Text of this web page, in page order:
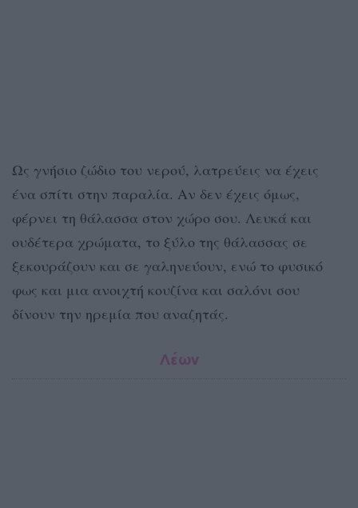
Ως γνήσιο ζώδιο του νερού, λατρεύεις να έχεις
ένα σπίτι στην παραλία. Αν δεν έχεις όμως,
φέρνει τη θάλασσα στον χώρο σου. Λευκά και
ουδέτερα χρώματα, το ξύλο της θάλασσας σε
ξεκουράζουν και σε γαληνεύουν, ενώ το φυσικό
φως και μια ανοιχτή κουζίνα και σαλόνι σου
δίνουν την ηρεμία που αναζητάς.
Λέων